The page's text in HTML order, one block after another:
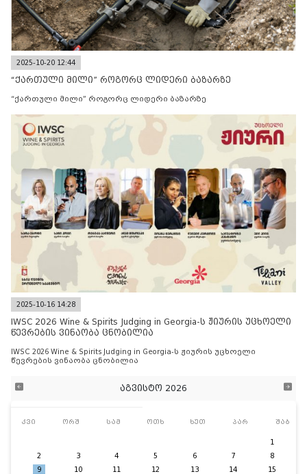
2025-10-20 12:44
“ქართული მილი” როგორც ლიდერი ბაზარზე
“ქართული მილი” როგორც ლიდერი ბაზარზე
2025-10-16 14:28
IWSC 2026 Wine & Spirits Judging in Georgia-ს ჟიურის უცხოელი
წევრების ვინაობა ცნობილია
IWSC 2026 Wine & Spirits Judging in Georgia-ს ჟიურის უცხოელი
წევრების ვინაობა ცნობილია
აგვისტო 2026
კვი ორშ სამ ოთხ ხუთ პარ შაბ
1
2
3 4 5 6 7
8
9
10 11 12 13 14
15